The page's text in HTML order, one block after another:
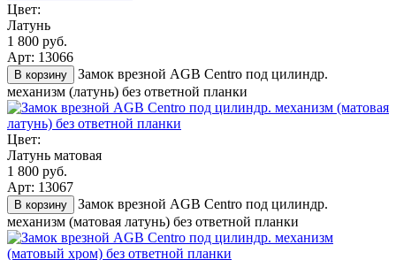
Цвет:
Латунь
1 800 руб.
Арт: 13066
В корзину
Замок врезной AGB Centro под цилиндр.
механизм (латунь) без ответной планки
Цвет:
Латунь матовая
1 800 руб.
Арт: 13067
В корзину
Замок врезной AGB Centro под цилиндр.
механизм (матовая латунь) без ответной планки